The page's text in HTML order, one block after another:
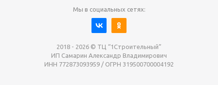
Мы в социальных сетях:
2018 - 2026 © ТЦ “1Строительный”
ИП Самарин Александр Владимирович
ИНН 772873093959 / ОГРН 319500700004192